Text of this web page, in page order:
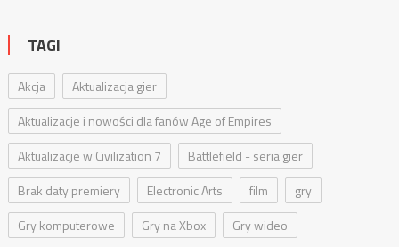
TAGI
Akcja
Aktualizacja gier
Aktualizacje i nowości dla fanów Age of Empires
Aktualizacje w Civilization 7
Battlefield - seria gier
Brak daty premiery
Electronic Arts film
gry
Gry komputerowe
Gry na Xbox
Gry wideo